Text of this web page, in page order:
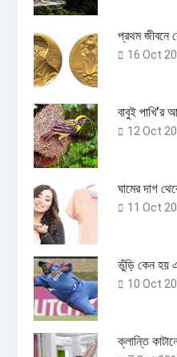
প্রথম জীবনে
16 Oct
বাবুই পাখি’র
12 Oct
ঘামের দাগ
11 Oct
ভুঁড়ি কেন হয়
10 Oct
ক্লান্তি